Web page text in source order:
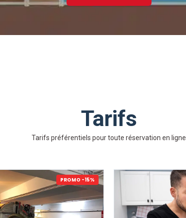
Tarifs
Tarifs préférentiels pour toute réservation en ligne
PROMO -15%